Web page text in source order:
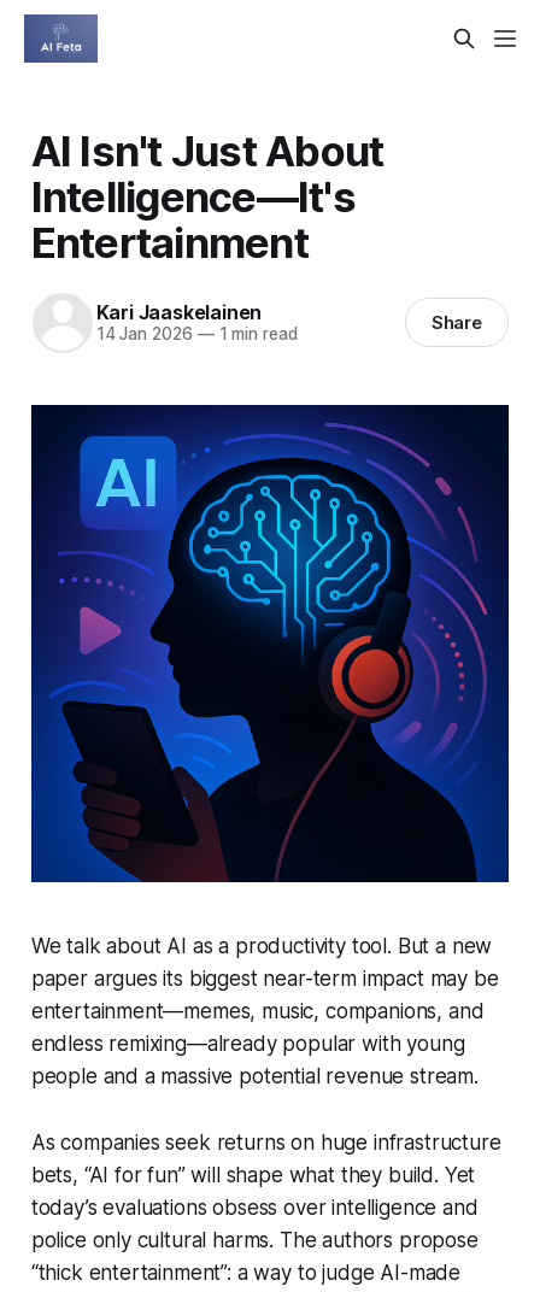
AI Isn't Just About
Intelligence—It's
Entertainment
Kari Jaaskelainen
14 Jan 2026 —1 min read Share
We talk about AI as a productivity tool. But a new
paper argues its biggest near-term impact may be
entertainment—memes, music, companions, and
endless remixing—already popular with young
people and a massive potential revenue stream.
As companies seek returns on huge infrastructure
bets, “AI for fun” will shape what they build. Yet
today’s evaluations obsess over intelligence and
police only cultural harms. The authors propose
“thick entertainment”: a way to judge AI-made